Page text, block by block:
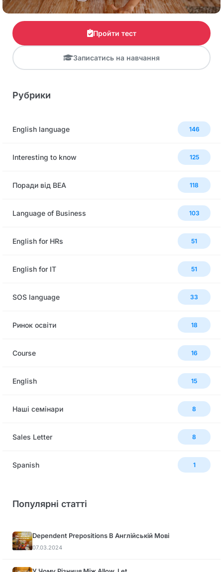
Пройти тест
Записатись на навчання
Рубрики
English language 146
Interesting to know 125
Поради від BEA 118
Language of Business 103
English for HRs 51
English for IT 51
SOS language 33
Ринок освіти 18
Сourse 16
English 15
Наші семінари 8
Sales Letter 8
Spanish 1
Популярні статті
Dependent Prepositions В Англійській Мові
07.03.2024